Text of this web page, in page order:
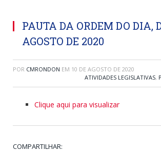
PAUTA DA ORDEM DO DIA,
AGOSTO DE 2020
POR CMRONDON EM 10 DE AGOSTO DE 2020
ATIVIDADES LEGISLATIVAS,
Clique aqui para visualizar
COMPARTILHAR: